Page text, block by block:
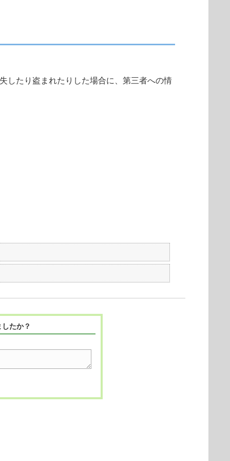
したり盗まれたりした場合に、第三者への情
たか？